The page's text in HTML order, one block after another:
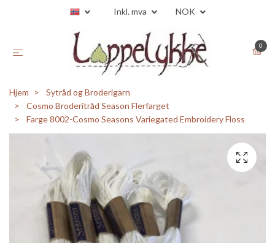
Inkl. mva NOK
0
Hjem
Sytråd og Broderigarn
Cosmo Broderitråd Season Flerfarget
Farge 8002-Cosmo Seasons Variegated Embroidery Floss